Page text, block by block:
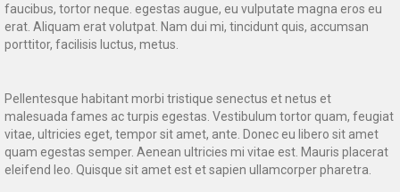
faucibus, tortor neque. egestas augue, eu vulputate magna eros eu
erat. Aliquam erat volutpat. Nam dui mi, tincidunt quis, accumsan
porttitor, facilisis luctus, metus.
Pellentesque habitant morbi tristique senectus et netus et
malesuada fames ac turpis egestas. Vestibulum tortor quam, feugiat
vitae, ultricies eget, tempor sit amet, ante. Donec eu libero sit amet
quam egestas semper. Aenean ultricies mi vitae est. Mauris placerat
eleifend leo. Quisque sit amet est et sapien ullamcorper pharetra.